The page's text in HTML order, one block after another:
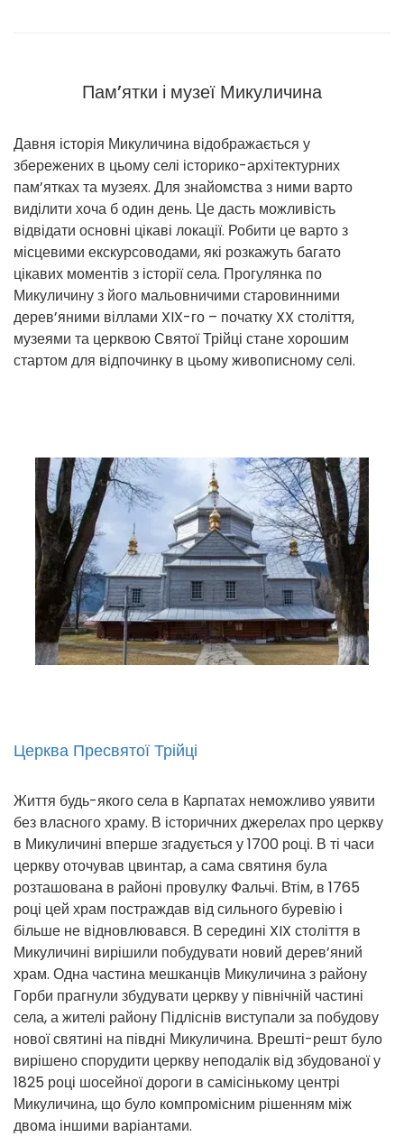
Пам’ятки і музеї Микуличина
Давня історія Микуличина відображається у
збережених в цьому селі історико-архітектурних
пам’ятках та музеях. Для знайомства з ними варто
виділити хоча б один день. Це дасть можливість
відвідати основні цікаві локації. Робити це варто з
місцевими екскурсоводами, які розкажуть багато
цікавих моментів з історії села. Прогулянка по
Микуличину з його мальовничими старовинними
дерев’яними віллами XIX-го – початку XX століття,
музеями та церквою Святої Трійці стане хорошим
стартом для відпочинку в цьому живописному селі.
Церква Пресвятої Трійці
Життя будь-якого села в Карпатах неможливо уявити
без власного храму. В історичних джерелах про церкву
в Микуличині вперше згадується у 1700 році. В ті часи
церкву оточував цвинтар, а сама святиня була
розташована в районі провулку Фальчі. Втім, в 1765
році цей храм постраждав від сильного буревію і
більше не відновлювався. В середині XIX століття в
Микуличині вирішили побудувати новий дерев’яний
храм. Одна частина мешканців Микуличина з району
Горби прагнули збудувати церкву у північній частині
села, а жителі району Підліснів виступали за побудову
нової святині на півдні Микуличина. Врешті-решт було
вирішено спорудити церкву неподалік від збудованої у
1825 році шосейної дороги в самісінькому центрі
Микуличина, що було компромісним рішенням між
двома іншими варіантами.